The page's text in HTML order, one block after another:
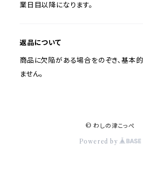
業日目以降になります。
返品について
商品に欠陥がある場合をのぞき、基本
ません。
© わしの津こっぺ
Powered by